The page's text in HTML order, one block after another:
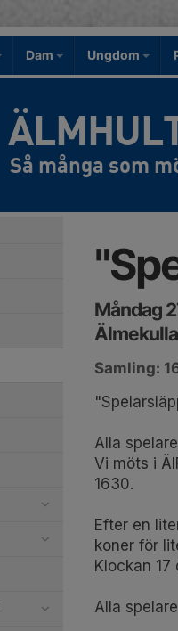
Dam Ungdom
Måndag
Älmekulla
Samling:
Alla
Vi möts i
1630.
Efter en
koner för
Klockan
Alla